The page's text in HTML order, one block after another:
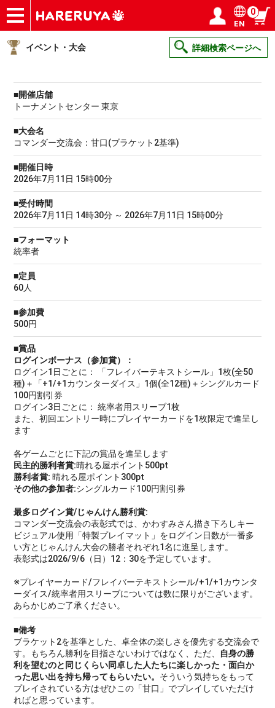
ショップ
買取
記事
デッキ検索
デッキ構築
選手一覧
店舗一覧
イベント
ヘルプ
お問い合わせ ログイン／会員登録
EN
0
イベント・大会 詳細検索ページへ
■開催店舗
トーナメントセンター 東京
■大会名
コマンダー交流会：甘口(ブラケット2基準)
■開催日時
2026年7月11日 15時00分
■受付時間
2026年7月11日 14時30分 ～ 2026年7月11日 15時00分
■フォーマット
統率者
■定員
60人
■参加費
500円
■賞品
ログインボーナス（参加賞）：
ログイン1日ごとに： 「フレイバーテキストシール」1枚(全50
種)＋「+1/+1カウンターダイス」1個(全12種)＋シングルカード
100円割引券
ログイン3日ごとに： 統率者用スリーブ1枚
また、初回エントリー時にプレイヤーカードを1枚限定で進呈し
ます
各ゲームごとに下記の賞品を進呈します
民主的勝利者賞:晴れる屋ポイント500pt
勝利者賞: 晴れる屋ポイント300pt
その他の参加者:シングルカード100円割引券
最多ログイン賞/じゃんけん勝利賞:
コマンダー交流会の表彰式では、かわすみさん描き下ろしキー
ビジュアル使用「特製プレイマット」をログイン日数が一番多
い方とじゃんけん大会の勝者それぞれ1名に進呈します。
表彰式は2026/9/6（日）12：30を予定しています。
※プレイヤーカード/フレイバーテキストシール/+1/+1カウンタ
ーダイス/統率者用スリーブについては数に限りがございます。
あらかじめご了承ください。
■備考
ブラケット2を基準とした、卓全体の楽しさを優先する交流会で
す。もちろん勝利を目指さないわけではなく、ただ、 自身の勝
利を望むのと同じくらい同卓した人たちに楽しかった・面白か
った思い出を持ち帰ってもらいたい。 そういう気持ちをもって
プレイされている方はぜひこの「甘口」でプレイしていただけ
ればと思っています。